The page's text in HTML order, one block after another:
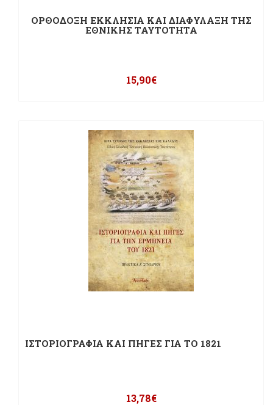
ΟΡΘΟΔΟΞΗ ΕΚΚΛΗΣΙΑ ΚΑΙ ΔΙΑΦΥΛΑΞΗ ΤΗΣ
ΕΘΝΙΚΗΣ ΤΑΥΤΟΤΗΤΑ
15,90€
ΙΣΤΟΡΙΟΓΡΑΦΙΑ ΚΑΙ ΠΗΓΕΣ ΓΙΑ ΤΟ 1821
13,78€